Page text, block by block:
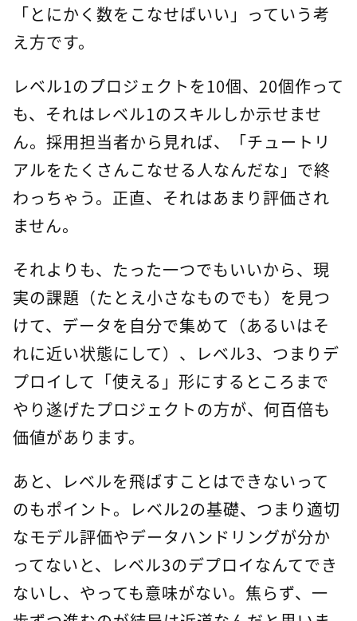
「とにかく数をこなせばいい」っていう考
え方です。
レベル1のプロジェクトを10個、20個作って
も、それはレベル1のスキルしか示せませ
ん。採用担当者から見れば、「チュートリ
アルをたくさんこなせる人なんだな」で終
わっちゃう。正直、それはあまり評価され
ません。
それよりも、たった一つでもいいから、現
実の課題（たとえ小さなものでも）を見つ
けて、データを自分で集めて（あるいはそ
れに近い状態にして）、レベル3、つまりデ
プロイして「使える」形にするところまで
やり遂げたプロジェクトの方が、何百倍も
価値があります。
あと、レベルを飛ばすことはできないって
のもポイント。レベル2の基礎、つまり適切
なモデル評価やデータハンドリングが分か
ってないと、レベル3のデプロイなんてでき
ないし、やっても意味がない。焦らず、一